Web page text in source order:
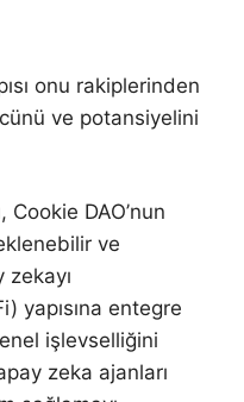
onu rakiplerinden
ve potansiyelini
DAO’nun
ve
zekayı
yapısına entegre
işlevselliğini
zeka ajanları